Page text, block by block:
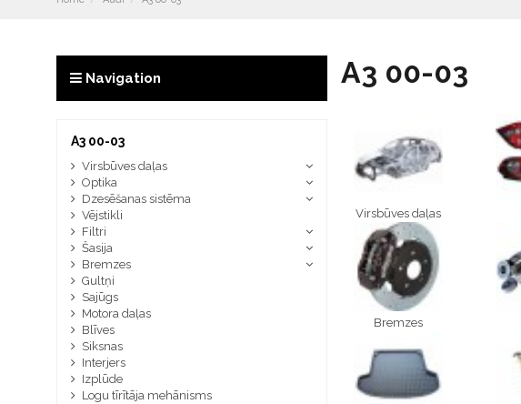
A3 00-03
Virsbūves daļas
Bremzes
Navigation
A3 00-03
Virsbūves daļas
Optika
Dzesēšanas sistēma
Vējstikli
Filtri
Šasija
Bremzes
Gultņi
Sajūgs
Motora daļas
Blīves
Siksnas
Interjers
Izplūde
Logu tīrītāja mehānisms